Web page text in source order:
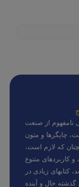
نامفهوم از صنعت
چاپگرها و متون
که لازم است،
کاربردهای متنوع
کتابهای زیادی در